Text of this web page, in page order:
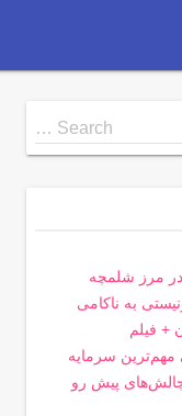
Search …
در مرز شلمچه
به ناکامی
+ فیلم
سرمایه
چالش‌های پیش رو